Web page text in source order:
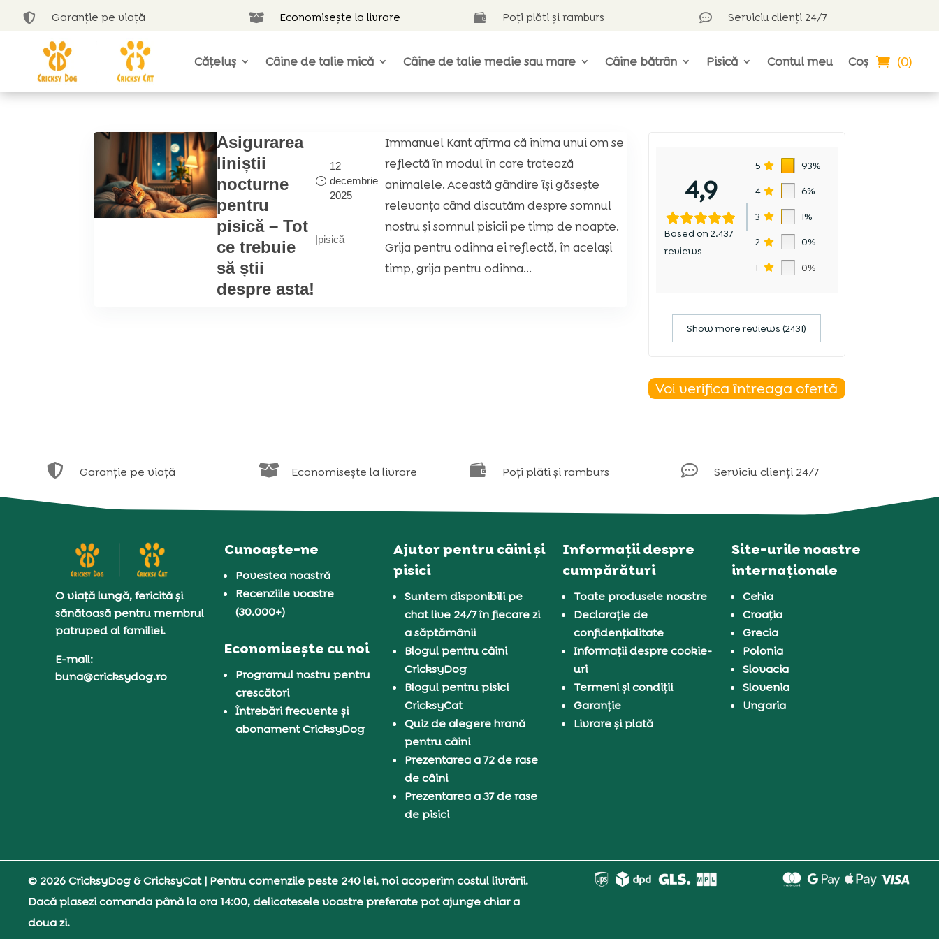
 Garanție pe viață  Economisește la livrare  Poți plăti și ramburs  Serviciu clienți 24/7
Cățeluș Câine de talie mică Câine de talie medie sau mare Câine bătrân Pisică Contul meu Coș (0)
Asigurarea
liniștii
nocturne
pentru
pisică – Tot
ce trebuie
să știi
despre asta!
12
decembrie
2025
|pisică
Immanuel Kant afirma că inima unui om se
reflectă în modul în care tratează
animalele. Această gândire își găsește
relevanța când discutăm despre somnul
nostru şi somnul pisicii pe timp de noapte.
Grija pentru odihna ei reflectă, în același
timp, grija pentru odihna...
4,9
Based on 2.437
reviews
5 93%
4 6%
3 1%
2 0%
1 0%
Show more reviews (2431)
Voi verifica întreaga ofertă
 Garanție pe viață  Economisește la livrare  Poți plăti și ramburs  Serviciu clienți 24/7
O viață lungă, fericită și
sănătoasă pentru membrul
patruped al familiei.
E-mail:
buna@cricksydog.ro
Cunoaște-ne
Povestea noastră
Recenziile voastre
(30.000+)
Economisește cu noi
Programul nostru pentru
crescători
Întrebări frecvente și
abonament CricksyDog
Ajutor pentru câini și
pisici
Suntem disponibili pe
chat live 24/7 în fiecare zi
a săptămânii
Blogul pentru câini
CricksyDog
Blogul pentru pisici
CricksyCat
Quiz de alegere hrană
pentru câini
Prezentarea a 72 de rase
de câini
Prezentarea a 37 de rase
de pisici
Informații despre
cumpărături
Toate produsele noastre
Declarație de
confidențialitate
Informații despre cookie-
uri
Termeni și condiții
Garanție
Livrare și plată
Site-urile noastre
internaționale
Cehia
Croația
Grecia
Polonia
Slovacia
Slovenia
Ungaria
© 2026 CricksyDog & CricksyCat| Pentru comenzile peste 240 lei, noi acoperim costul livrării.
Dacă plasezi comanda până la ora 14:00, delicatesele voastre preferate pot ajunge chiar a
doua zi.